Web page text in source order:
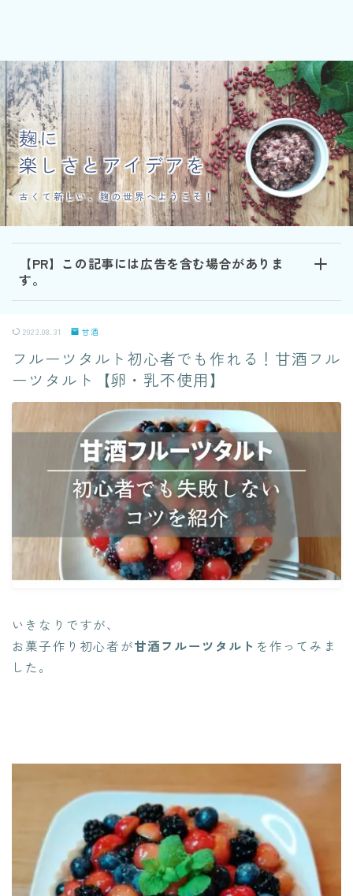
麹に
楽しさとアイデアを
古くて新しい、麹の世界へようこそ！
【PR】この記事には広告を含む場合がありま
す。
2023.08.31 甘酒
フルーツタルト初心者でも作れる！甘酒フル
ーツタルト【卵・乳不使用】
いきなりですが、
お菓子作り初心者が甘酒フルーツタルト を作ってみま
した。